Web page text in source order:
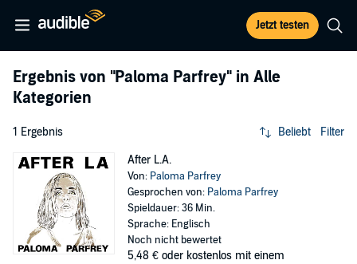
Jetzt testen
Ergebnis von "Paloma Parfrey" in Alle
Kategorien
1 Ergebnis Beliebt Filter
After L.A.
Von: Paloma Parfrey
Gesprochen von: Paloma Parfrey
Spieldauer: 36 Min.
Sprache: Englisch
Noch nicht bewertet
5,48 € oder kostenlos mit einem